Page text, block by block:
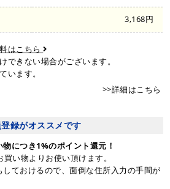
3,168円
はこちら
できない場合がございます。
います。
>>詳細はこちら
録がオススメです
につき1%のポイント還元！
い物よりお使い頂けます。
ておけるので、面倒な住所入力の手間が